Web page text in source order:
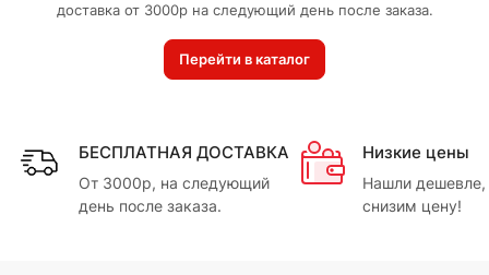
доставка от 3000р на следующий день после заказа.
Перейти в каталог
БЕСПЛАТНАЯ ДОСТАВКА
От 3000р, на следующий
день после заказа.
Низкие цены
Нашли дешевле,
снизим цену!